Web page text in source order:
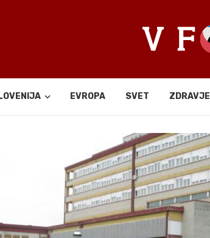
EVROPA SVET ZDRAVJE